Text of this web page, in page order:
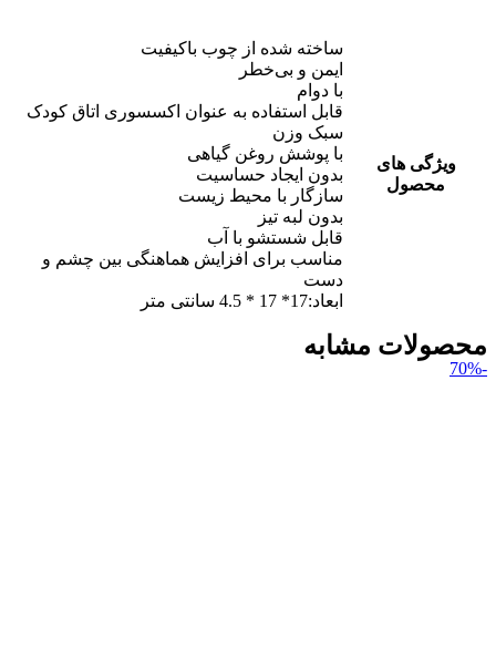
ویژگی های
محصول
ساخته شده از چوب باکیفیت
ایمن و بی‌خطر
با دوام
قابل استفاده به عنوان اکسسوری اتاق کودک
سبک وزن
با پوشش روغن گیاهی
بدون ایجاد حساسیت
سازگار با محیط زیست
بدون لبه تیز
قابل شستشو با آب
مناسب برای افزایش هماهنگی بین چشم و
دست
ابعاد:17* 17 * 4.5 سانتی متر
محصولات مشابه
-70%